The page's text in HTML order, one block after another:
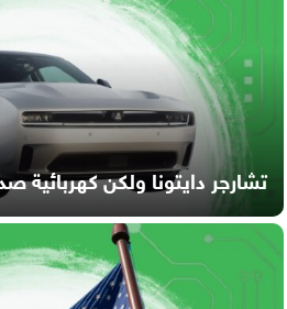
تشارجر دايتونا ولكن كهربائية